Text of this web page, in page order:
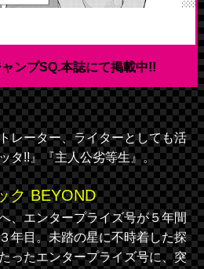
ンプSQ.本誌にて掲載中!!
レーター、ライターとしても活
タ!!』『主人公劣等生』。
ク BEYOND
、エンタープライズ号が５年間
年目。未踏の星に不時着した探
ったエンタープライズ号に、突